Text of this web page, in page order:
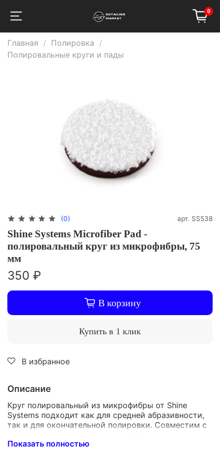
0
Главная
Полировка
Полировальные круги и пады
(0) арт. SS538
Shine Systems Microfiber Pad -
полировальный круг из микрофибры, 75
мм
350 ₽
В корзину
Купить в 1 клик
В избранное
Описание
Круг полировальный из микрофибры от Shine
Systems подходит как для средней абразивности,
так и для окончательной полировки. Совместим с
роторными полировщиками и обеспечивает
высокую производительность при снятии царапин.
Показать полностью